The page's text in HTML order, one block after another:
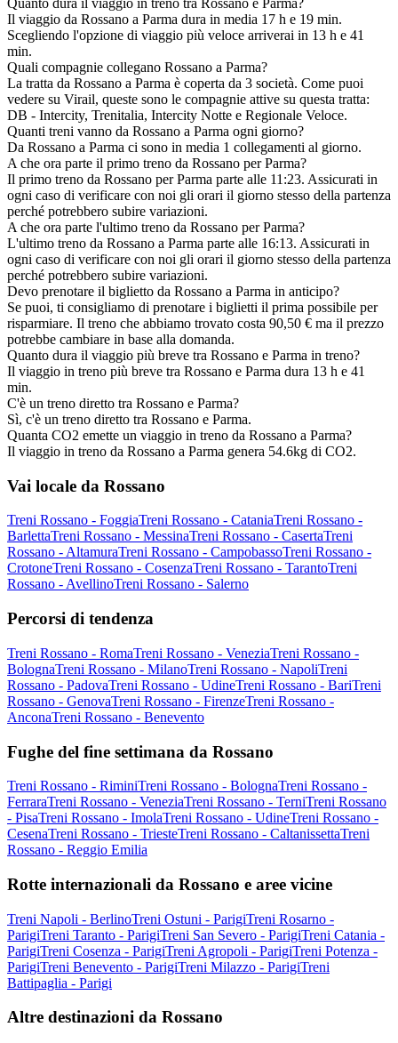
Quanto dura il viaggio in treno tra Rossano e Parma?
Il viaggio da Rossano a Parma dura in media 17 h e 19 min.
Scegliendo l'opzione di viaggio più veloce arriverai in 13 h e 41
min.
Quali compagnie collegano Rossano a Parma?
La tratta da Rossano a Parma è coperta da 3 società. Come puoi
vedere su Virail, queste sono le compagnie attive su questa tratta:
DB - Intercity, Trenitalia, Intercity Notte e Regionale Veloce.
Quanti treni vanno da Rossano a Parma ogni giorno?
Da Rossano a Parma ci sono in media 1 collegamenti al giorno.
A che ora parte il primo treno da Rossano per Parma?
Il primo treno da Rossano per Parma parte alle 11:23. Assicurati in
ogni caso di verificare con noi gli orari il giorno stesso della partenza
perché potrebbero subire variazioni.
A che ora parte l'ultimo treno da Rossano per Parma?
L'ultimo treno da Rossano a Parma parte alle 16:13. Assicurati in
ogni caso di verificare con noi gli orari il giorno stesso della partenza
perché potrebbero subire variazioni.
Devo prenotare il biglietto da Rossano a Parma in anticipo?
Se puoi, ti consigliamo di prenotare i biglietti il prima possibile per
risparmiare. Il treno che abbiamo trovato costa 90,50 € ma il prezzo
potrebbe cambiare in base alla domanda.
Quanto dura il viaggio più breve tra Rossano e Parma in treno?
Il viaggio in treno più breve tra Rossano e Parma dura 13 h e 41
min.
C'è un treno diretto tra Rossano e Parma?
Sì, c'è un treno diretto tra Rossano e Parma.
Quanta CO2 emette un viaggio in treno da Rossano a Parma?
Il viaggio in treno da Rossano a Parma genera 54.6kg di CO2.
Vai locale da Rossano
Treni Rossano - FoggiaTreni Rossano - CataniaTreni Rossano -
BarlettaTreni Rossano - MessinaTreni Rossano - CasertaTreni
Rossano - AltamuraTreni Rossano - CampobassoTreni Rossano -
CrotoneTreni Rossano - CosenzaTreni Rossano - TarantoTreni
Rossano - AvellinoTreni Rossano - Salerno
Percorsi di tendenza
Treni Rossano - RomaTreni Rossano - VeneziaTreni Rossano -
BolognaTreni Rossano - MilanoTreni Rossano - NapoliTreni
Rossano - PadovaTreni Rossano - UdineTreni Rossano - BariTreni
Rossano - GenovaTreni Rossano - FirenzeTreni Rossano -
AnconaTreni Rossano - Benevento
Fughe del fine settimana da Rossano
Treni Rossano - RiminiTreni Rossano - BolognaTreni Rossano -
FerraraTreni Rossano - VeneziaTreni Rossano - TerniTreni Rossano
- PisaTreni Rossano - ImolaTreni Rossano - UdineTreni Rossano -
CesenaTreni Rossano - TriesteTreni Rossano - CaltanissettaTreni
Rossano - Reggio Emilia
Rotte internazionali da Rossano e aree vicine
Treni Napoli - BerlinoTreni Ostuni - ParigiTreni Rosarno -
ParigiTreni Taranto - ParigiTreni San Severo - ParigiTreni Catania -
ParigiTreni Cosenza - ParigiTreni Agropoli - ParigiTreni Potenza -
ParigiTreni Benevento - ParigiTreni Milazzo - ParigiTreni
Battipaglia - Parigi
Altre destinazioni da Rossano